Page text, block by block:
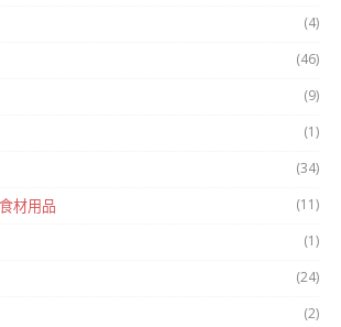
(4)
(46)
(9)
(1)
(34)
材用品 (11)
(1)
(24)
(2)